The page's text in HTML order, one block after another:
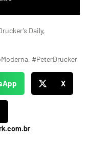
Daily,
#PeterDrucker
X